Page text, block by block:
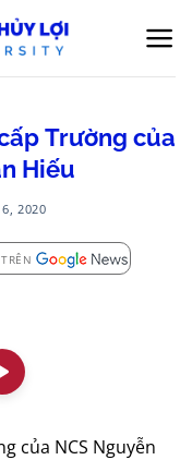
Trường của
Hiếu
2020
của NCS Nguyễn